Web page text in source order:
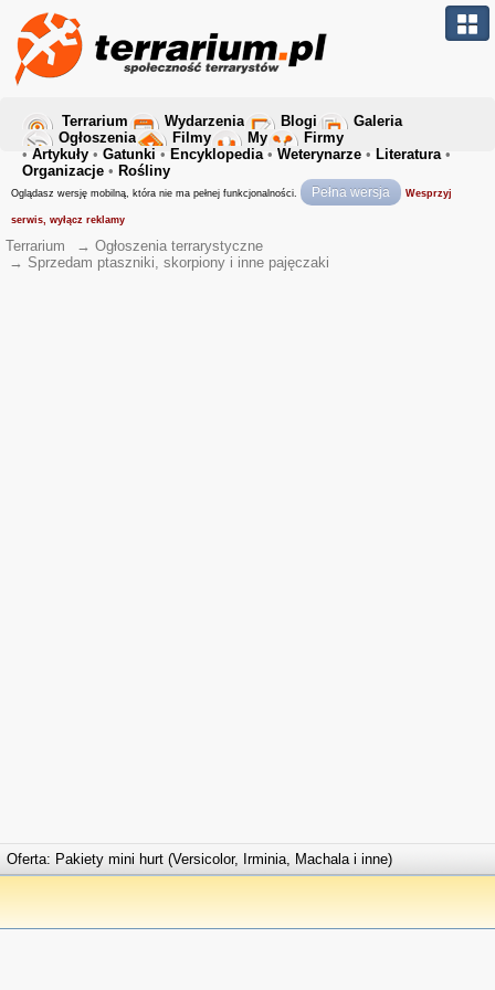
Terrarium Wydarzenia Blogi
Galeria
Ogłoszenia
Filmy My
Firmy
• Artykuły • Gatunki • Encyklopedia• Weterynarze • Literatura•
Organizacje • Rośliny
Oglądasz wersję mobilną, która nie ma pełnej funkcjonalności. Pełna wersja Wesprzyj
serwis, wyłącz reklamy
Terrarium → Ogłoszenia terrarystyczne
→ Sprzedam ptaszniki, skorpiony i inne pajęczaki
Oferta: Pakiety mini hurt (Versicolor, Irminia, Machala i inne)